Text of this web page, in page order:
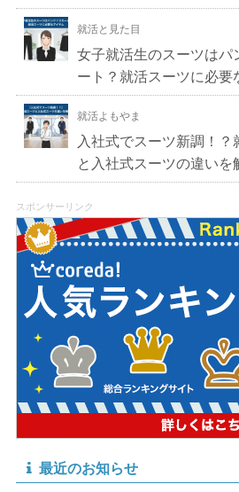
就活と見た目
女子就活生のスーツはパ
ート？就活スーツに必要
就活よもやま
入社式でスーツ新調！？
と入社式スーツの違いを
スポンサーリンク
最近のお知らせ